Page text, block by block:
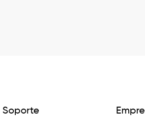
Soporte